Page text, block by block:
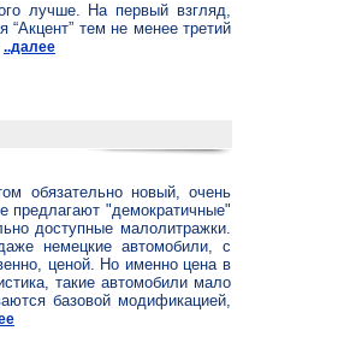
лучше. На первый взгляд,
тем не менее третий
..далее
обязательно новый, очень
предлагают "демократичные"
доступные малолитражки.
немецкие автомобили, с
ценой. Но именно цена в
такие автомобили мало
базовой модификацией,